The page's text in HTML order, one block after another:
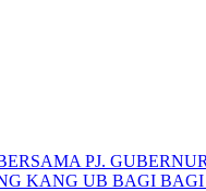
PJ.
KANG UB BAGI